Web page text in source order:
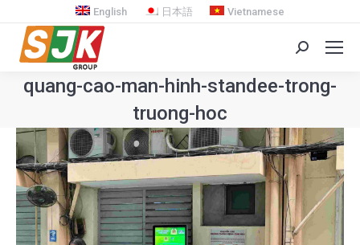
English 日本語 Vietnamese
Search:
quang-cao-man-hinh-standee-trong-
truong-hoc
You are here: